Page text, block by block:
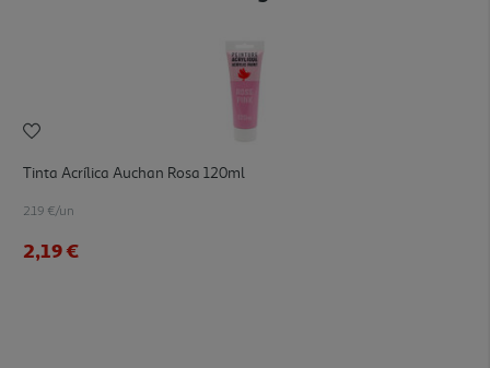
Tinta Acrílica Auchan Rosa 120ml
2.19 €/un
2,19 €